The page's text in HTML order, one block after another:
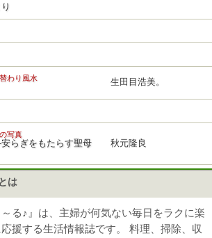
わり風水 生田目浩美。
写真
らぎをもたらす聖母
秋元隆良
は
～る♪』は、主婦が何気ない毎日をラクに楽
援する生活情報誌です。 料理、掃除、収